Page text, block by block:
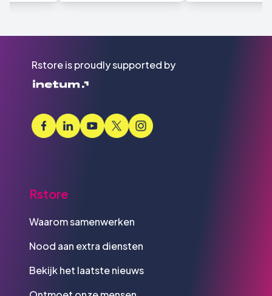
Rstore is proudly supported by
Rstore
Waarom samenwerken
Nood aan extra diensten
Bekijk het laatste nieuws